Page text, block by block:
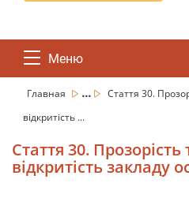
Меню
Главная ...
Стаття 30.
відкритість ...
Стаття 30.
відкритість закладу